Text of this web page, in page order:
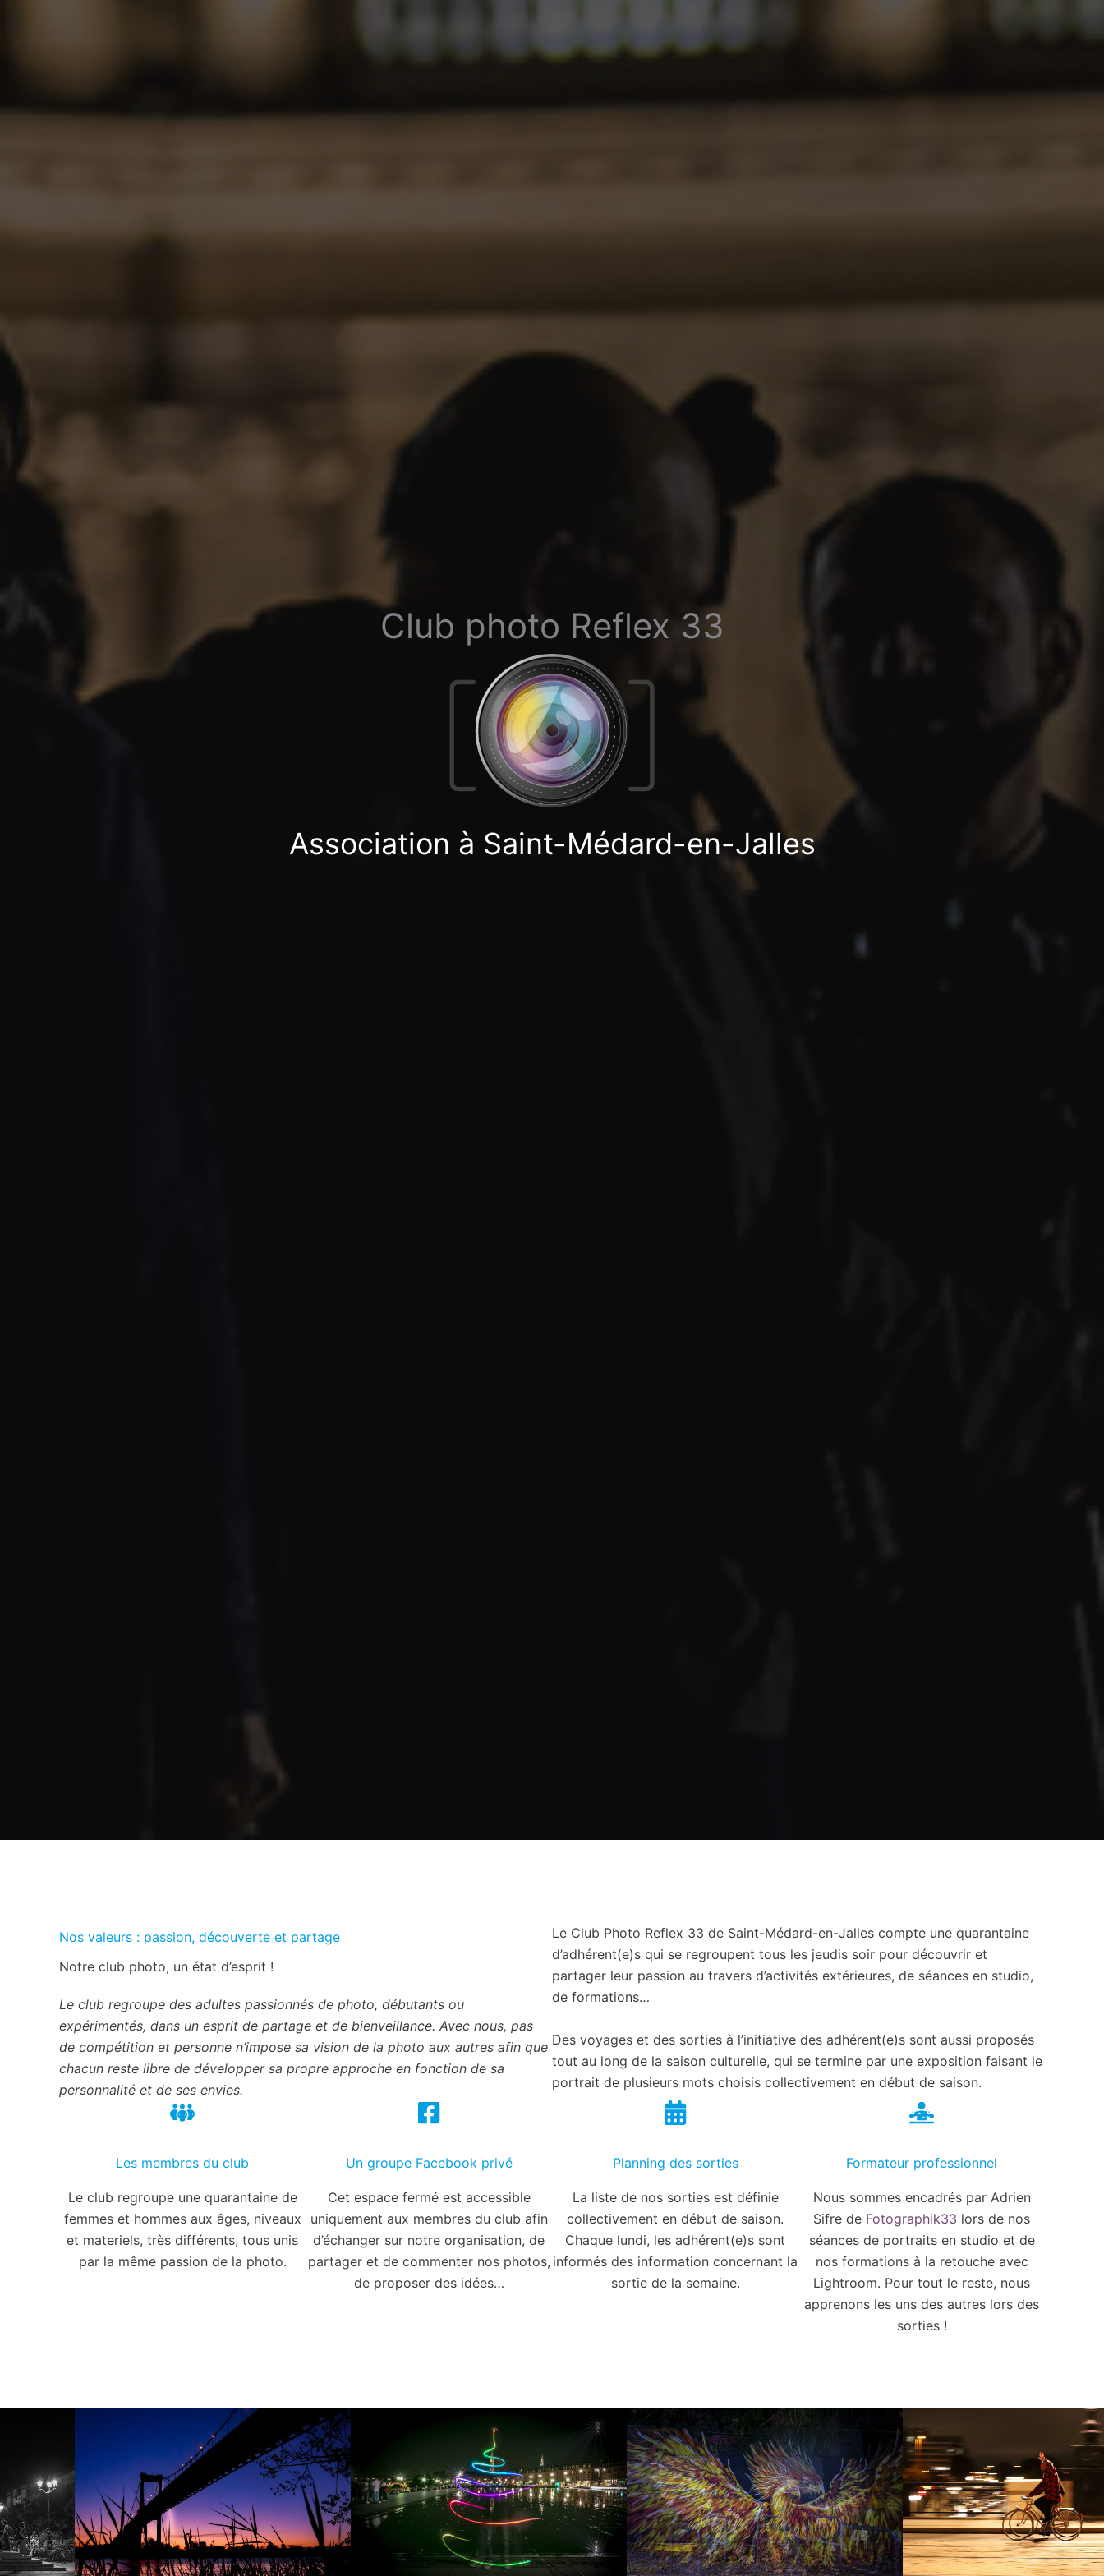
Club photo Reflex 33
Association à Saint-Médard-en-Jalles
Nos valeurs : passion, découverte et partage
Notre club photo, un état d’esprit !
Le club regroupe des adultes passionnés de photo, débutants ou
expérimentés, dans un esprit de partage et de bienveillance. Avec nous, pas
de compétition et personne n’impose sa vision de la photo aux autres afin que
chacun reste libre de développer sa propre approche en fonction de sa
personnalité et de ses envies.
Le Club Photo Reflex 33 de Saint-Médard-en-Jalles compte une quarantaine
d’adhérent(e)s qui se regroupent tous les jeudis soir pour découvrir et
partager leur passion au travers d’activités extérieures, de séances en studio,
de formations…
Des voyages et des sorties à l’initiative des adhérent(e)s sont aussi proposés
tout au long de la saison culturelle, qui se termine par une exposition faisant le
portrait de plusieurs mots choisis collectivement en début de saison.
Les membres du club
Le club regroupe une quarantaine de
femmes et hommes aux âges, niveaux
et materiels, très différents, tous unis
par la même passion de la photo.
Un groupe Facebook privé
Cet espace fermé est accessible
uniquement aux membres du club afin
d’échanger sur notre organisation, de
partager et de commenter nos photos,
de proposer des idées…
Planning des sorties
La liste de nos sorties est définie
collectivement en début de saison.
Chaque lundi, les adhérent(e)s sont
informés des information concernant la
sortie de la semaine.
Formateur professionnel
Nous sommes encadrés par Adrien
Sifre de Fotographik33 lors de nos
séances de portraits en studio et de
nos formations à la retouche avec
Lightroom. Pour tout le reste, nous
apprenons les uns des autres lors des
sorties !